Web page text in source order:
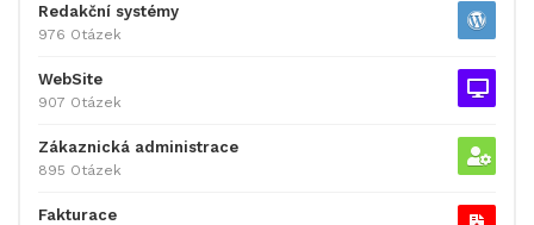
Redakční systémy
976 Otázek
WebSite
907 Otázek
Zákaznická administrace
895 Otázek
Fakturace